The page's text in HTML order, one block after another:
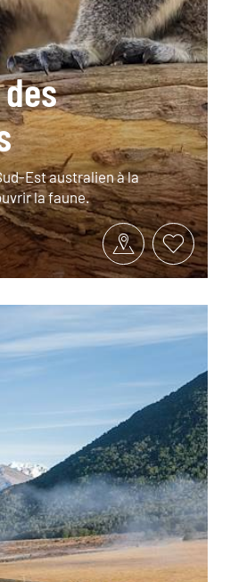
Est australien à la
la faune.